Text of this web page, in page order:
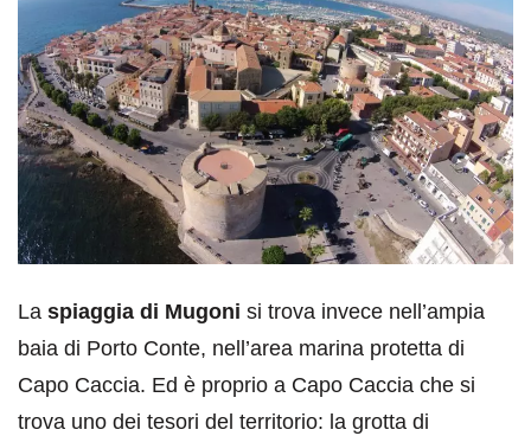
La spiaggia di Mugoni si trova invece nell’ampia
baia di Porto Conte, nell’area marina protetta di
Capo Caccia. Ed è proprio a Capo Caccia che si
trova uno dei tesori del territorio: la grotta di